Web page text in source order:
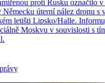
proti Rusku označilo v
úterní nález dronu s
letišti Lipsko/Halle.
Moskvu v souvislosti s